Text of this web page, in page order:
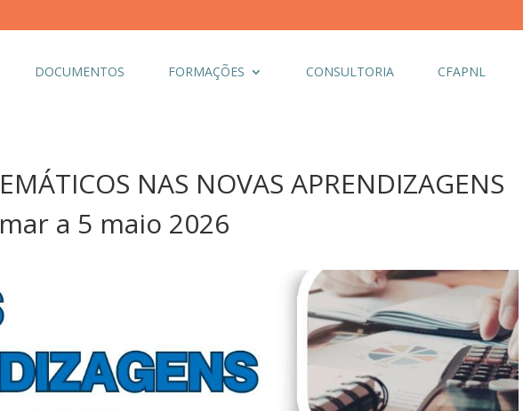
DOCUMENTOS FORMAÇÕES CONSULTORIA CFAPNL
NAS NOVAS APRENDIZAGENS
mar a 5 maio 2026